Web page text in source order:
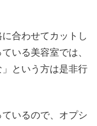
合わせてカットし
いる美容室では、
という方は是非行
いるので、オプシ